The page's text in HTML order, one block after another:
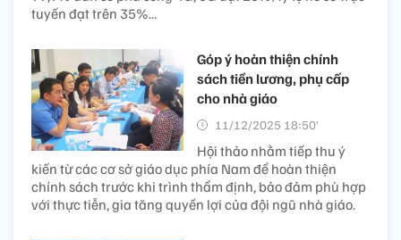
tuyến đạt trên 35%...
Góp ý hoàn thiện chính
sách tiền lương, phụ cấp
cho nhà giáo
11/12/2025 18:50’
Hội thảo nhằm tiếp thu ý
kiến từ các cơ sở giáo dục phía Nam để hoàn thiện
chính sách trước khi trình thẩm định, bảo đảm phù hợp
với thực tiễn, gia tăng quyền lợi của đội ngũ nhà giáo.